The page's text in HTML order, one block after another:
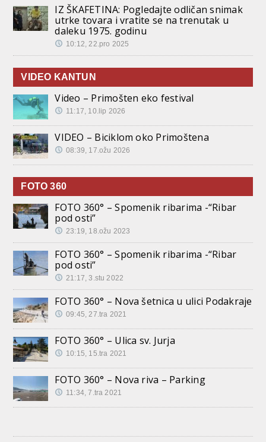
IZ ŠKAFETINA: Pogledajte odličan snimak
utrke tovara i vratite se na trenutak u
daleku 1975. godinu
10:12, 22.pro 2025
VIDEO KANTUN
Video – Primošten eko festival
11:17, 10.lip 2026
VIDEO – Biciklom oko Primoštena
08:39, 17.ožu 2026
FOTO 360
FOTO 360° – Spomenik ribarima -“Ribar
pod osti”
23:19, 18.ožu 2023
FOTO 360° – Spomenik ribarima -“Ribar
pod osti”
21:17, 3.stu 2022
FOTO 360° – Nova šetnica u ulici Podakraje
09:45, 27.tra 2021
FOTO 360° – Ulica sv. Jurja
10:15, 15.tra 2021
FOTO 360° – Nova riva – Parking
11:34, 7.tra 2021